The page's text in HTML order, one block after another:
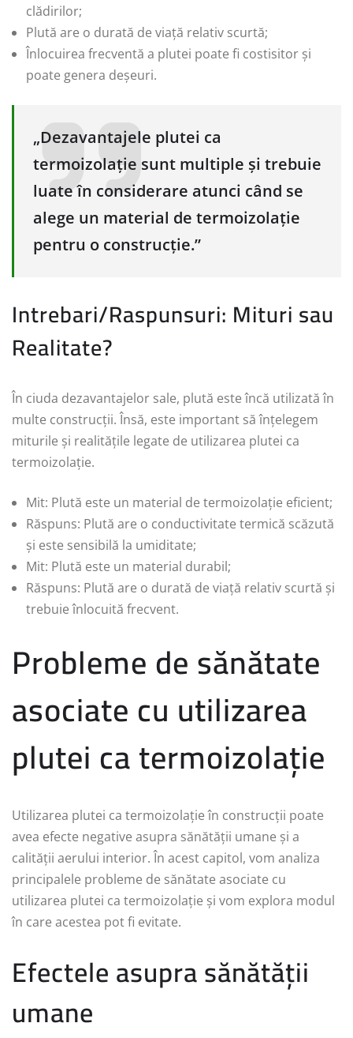
clădirilor;
Plută are o durată de viață relativ scurtă;
Înlocuirea frecventă a plutei poate fi costisitor și
poate genera deșeuri.
„Dezavantajele plutei ca
termoizolație sunt multiple și trebuie
luate în considerare atunci când se
alege un material de termoizolație
pentru o construcție.”
Intrebari/Raspunsuri: Mituri sau
Realitate?
În ciuda dezavantajelor sale, plută este încă utilizată în
multe construcții. Însă, este important să înțelegem
miturile și realitățile legate de utilizarea plutei ca
termoizolație.
Mit: Plută este un material de termoizolație eficient;
Răspuns: Plută are o conductivitate termică scăzută
și este sensibilă la umiditate;
Mit: Plută este un material durabil;
Răspuns: Plută are o durată de viață relativ scurtă și
trebuie înlocuită frecvent.
Probleme de sănătate
asociate cu utilizarea
plutei ca termoizolație
Utilizarea plutei ca termoizolație în construcții poate
avea efecte negative asupra sănătății umane și a
calității aerului interior. În acest capitol, vom analiza
principalele probleme de sănătate asociate cu
utilizarea plutei ca termoizolație și vom explora modul
în care acestea pot fi evitate.
Efectele asupra sănătății
umane